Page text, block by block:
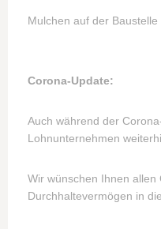
Mulchen auf der
Corona-Update:
Auch während der
Lohnunternehmen
Wir wünschen Ihnen allen
Durchhaltevermögen in